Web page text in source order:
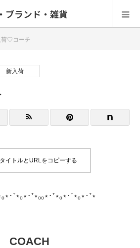
ランド・雑貨
荷♡コーチ
新入荷
イトルとURLをコピーする
･⁺⋆ₒ⋆･⁺⋆ₒₒ⋆･⁺⋆ₒ⋆･⁺⋆ₒ⋆･⁺⋆
COACH